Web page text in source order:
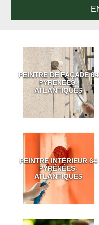
PEINTRE DE FAÇADE 64
PYRÉNÉES-
ATLANTIQUES
PEINTRE INTÉRIEUR 64
PYRÉNÉES-
ATLANTIQUES